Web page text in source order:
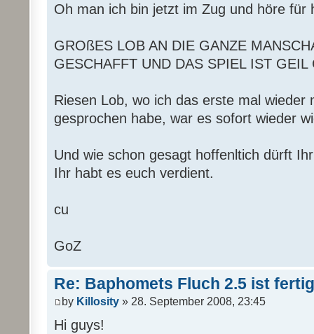
Oh man ich bin jetzt im Zug und höre für
GROßES LOB AN DIE GANZE
GESCHAFFT UND DAS SPIEL IST
Riesen Lob, wo ich das erste mal wieder
gesprochen habe, war es sofort wieder
Und wie schon gesagt hoffenltich dürft
Ihr habt es euch verdient.
cu
GoZ
Re: Baphomets Fluch 2.5 ist fertig
by Killosity » 28. September 2008, 23:45
Hi guys!